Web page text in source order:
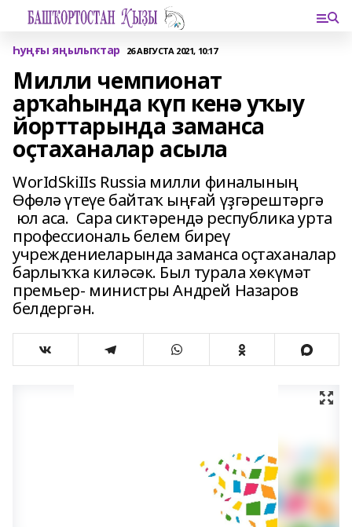
Һуңғы яңылыҡтар 26 АВГУСТА 2021, 10:17
Милли чемпионат
арҡаһында күп кенә уҡыу
йорттарында заманса
оҫтаханалар асыла
WorIdSkiIIs Russia милли финалының
Өфөлә үтеүе байтаҡ ыңғай үҙгәрештәргә
юл аса. Сара сиктәрендә республика урта
профессиональ белем биреү
учреждениеларында заманса оҫтаханалар
барлыҡҡа киләсәк. Был турала хөкүмәт
премьер- министры Андрей Назаров
белдергән.